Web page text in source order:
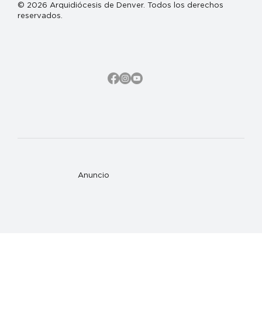
Anuncio
© 2026 Arquidiócesis de Denver. Todos los derechos
reservados.